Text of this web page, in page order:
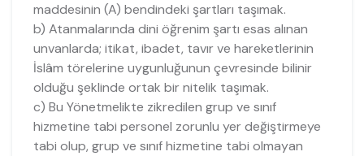
maddesinin (A) bendindeki şartları taşımak.
b) Atanmalarında dini öğrenim şartı esas alınan
unvanlarda; itikat, ibadet, tavır ve hareketlerinin
İslâm törelerine uygunluğunun çevresinde bilinir
olduğu şeklinde ortak bir nitelik taşımak.
c) Bu Yönetmelikte zikredilen grup ve sınıf
hizmetine tabi personel zorunlu yer değiştirmeye
tabi olup, grup ve sınıf hizmetine tabi olmayan